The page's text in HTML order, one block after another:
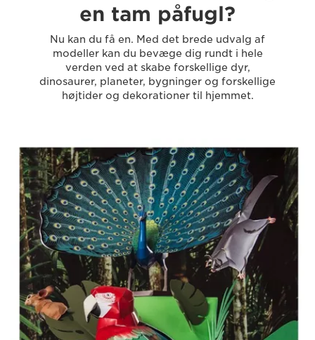
en tam påfugl?
Nu kan du få en. Med det brede udvalg af
modeller kan du bevæge dig rundt i hele
verden ved at skabe forskellige dyr,
dinosaurer, planeter, bygninger og forskellige
højtider og dekorationer til hjemmet.